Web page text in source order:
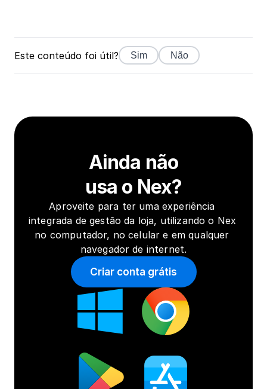
Este conteúdo foi útil? Sim Não
Ainda não
usa o Nex?
Aproveite para ter uma experiência
integrada de gestão da loja, utilizando o Nex
no computador, no celular e em qualquer
navegador de internet.
Criar conta grátis